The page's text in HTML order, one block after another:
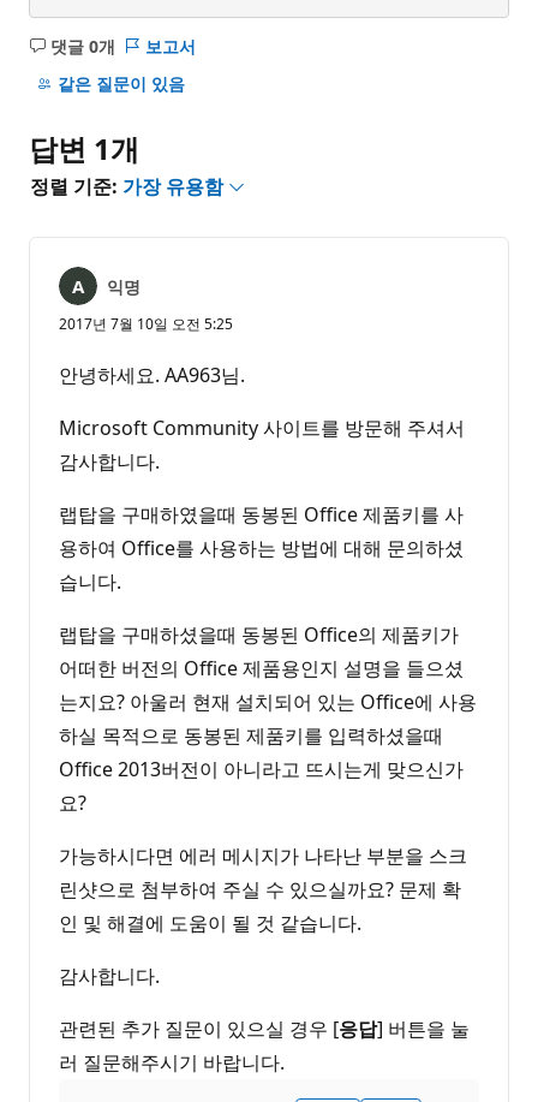
댓글 0개
설
명
음
보고서
같은 질문이 있음
답변 1개
정렬 기준: 가장 유용함
익명
2017년 7월 10일 오전 5:25
안녕하세요. AA963님.
Microsoft Community 사이트를 방문해 주셔서
감사합니다.
랩탑을 구매하였을때 동봉된 Office 제품키를 사
용하여 Office를 사용하는 방법에 대해 문의하셨
습니다.
랩탑을 구매하셨을때 동봉된 Office의 제품키가
어떠한 버전의 Office 제품용인지 설명을 들으셨
는지요? 아울러 현재 설치되어 있는 Office에 사용
하실 목적으로 동봉된 제품키를 입력하셨을때
Office 2013버전이 아니라고 뜨시는게 맞으신가
요?
가능하시다면 에러 메시지가 나타난 부분을 스크
린샷으로 첨부하여 주실 수 있으실까요? 문제 확
인 및 해결에 도움이 될 것 같습니다.
감사합니다.
관련된 추가 질문이 있으실 경우 [응답] 버튼을 눌
러 질문해주시기 바랍니다.